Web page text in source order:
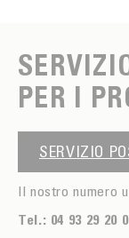
PER I
SERVIZIO
Il nostro numero
Tel.: 04 93 29 20